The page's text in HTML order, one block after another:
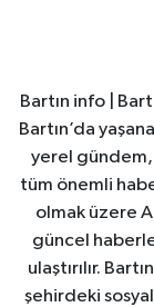
Bartın info |
Bartın’da
yerel gündem,
tüm önemli
olmak üzere
güncel
ulaştırılır.
şehirdeki